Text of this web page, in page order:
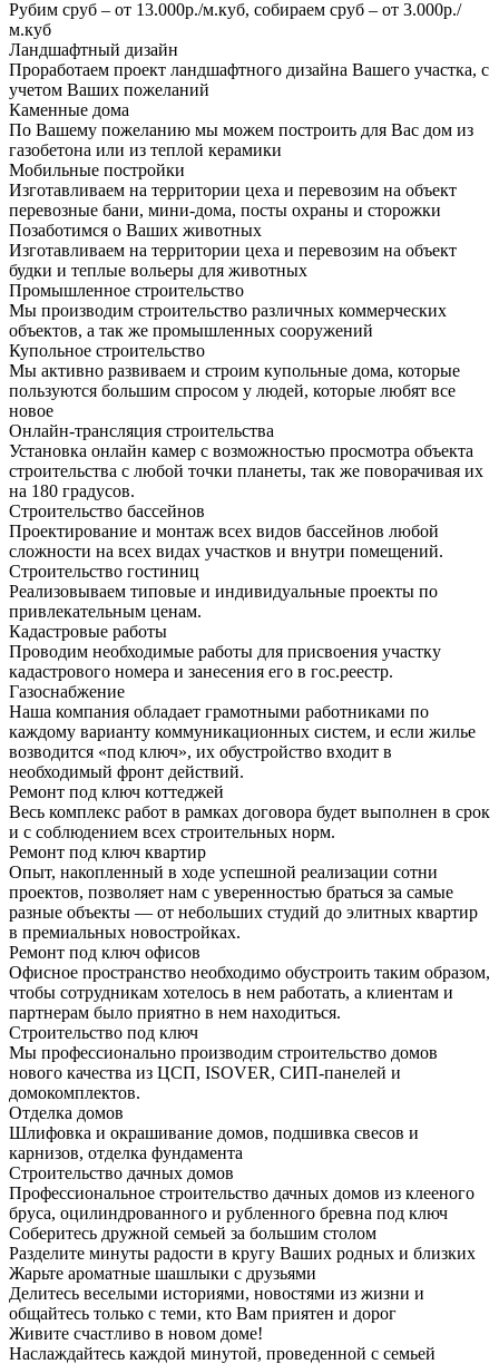
Рубим сруб – от 13.000р./м.куб, собираем сруб – от 3.000р./
м.куб
Ландшафтный дизайн
Проработаем проект ландшафтного дизайна Вашего участка, с
учетом Ваших пожеланий
Каменные дома
По Вашему пожеланию мы можем построить для Вас дом из
газобетона или из теплой керамики
Мобильные постройки
Изготавливаем на территории цеха и перевозим на объект
перевозные бани, мини-дома, посты охраны и сторожки
Позаботимся о Ваших животных
Изготавливаем на территории цеха и перевозим на объект
будки и теплые вольеры для животных
Промышленное строительство
Мы производим строительство различных коммерческих
объектов, а так же промышленных сооружений
Купольное строительство
Мы активно развиваем и строим купольные дома, которые
пользуются большим спросом у людей, которые любят все
новое
Онлайн-трансляция строительства
Установка онлайн камер с возможностью просмотра объекта
строительства с любой точки планеты, так же поворачивая их
на 180 градусов.
Строительство бассейнов
Проектирование и монтаж всех видов бассейнов любой
сложности на всех видах участков и внутри помещений.
Строительство гостиниц
Реализовываем типовые и индивидуальные проекты по
привлекательным ценам.
Кадастровые работы
Проводим необходимые работы для присвоения участку
кадастрового номера и занесения его в гос.реестр.
Газоснабжение
Наша компания обладает грамотными работниками по
каждому варианту коммуникационных систем, и если жилье
возводится «под ключ», их обустройство входит в
необходимый фронт действий.
Ремонт под ключ коттеджей
Весь комплекс работ в рамках договора будет выполнен в срок
и с соблюдением всех строительных норм.
Ремонт под ключ квартир
Опыт, накопленный в ходе успешной реализации сотни
проектов, позволяет нам с уверенностью браться за самые
разные объекты — от небольших студий до элитных квартир
в премиальных новостройках.
Ремонт под ключ офисов
Офисное пространство необходимо обустроить таким образом,
чтобы сотрудникам хотелось в нем работать, а клиентам и
партнерам было приятно в нем находиться.
Строительство под ключ
Мы профессионально производим строительство домов
нового качества из ЦСП, ISOVER, СИП-панелей и
домокомплектов.
Отделка домов
Шлифовка и окрашивание домов, подшивка свесов и
карнизов, отделка фундамента
Строительство дачных домов
Профессиональное строительство дачных домов из клееного
бруса, оцилиндрованного и рубленного бревна под ключ
Соберитесь дружной семьей за большим столом
Разделите минуты радости в кругу Ваших родных и близких
Жарьте ароматные шашлыки с друзьями
Делитесь веселыми историями, новостями из жизни и
общайтесь только с теми, кто Вам приятен и дорог
Живите счастливо в новом доме!
Наслаждайтесь каждой минутой, проведенной с семьей